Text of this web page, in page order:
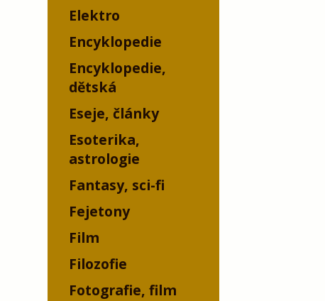
Elektro
Encyklopedie
Encyklopedie,
dětská
Eseje, články
Esoterika,
astrologie
Fantasy, sci-fi
Fejetony
Film
Filozofie
Fotografie, film